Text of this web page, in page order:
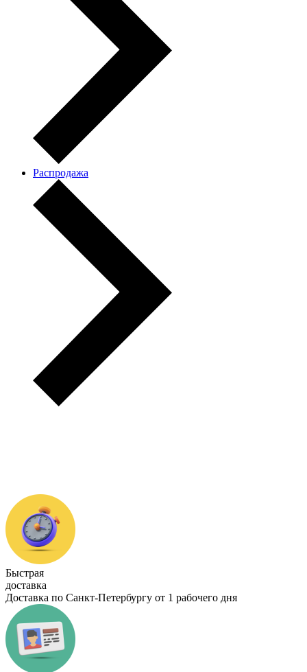
Распродажа
Быстрая
доставка
Доставка по Санкт-Петербургу от 1 рабочего дня